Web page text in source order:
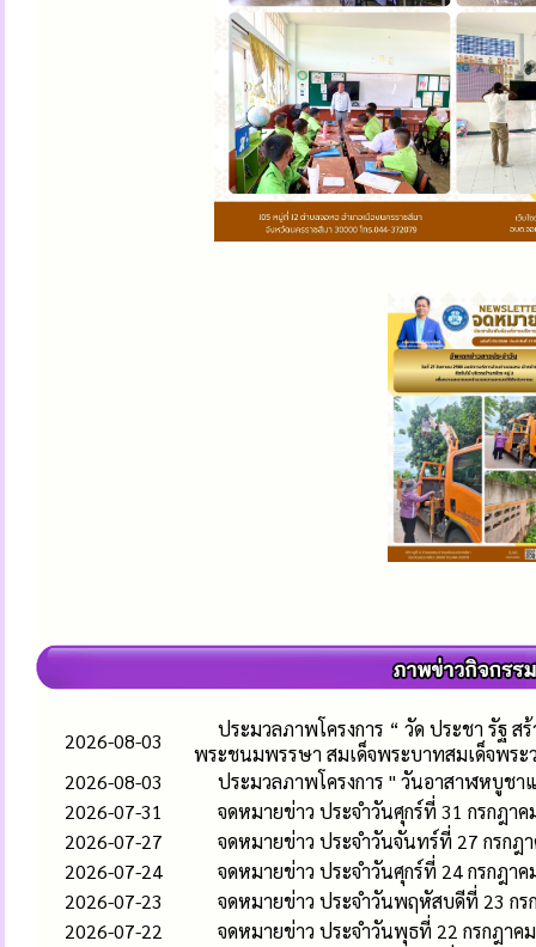
2026-08-03
ประมวลภาพโครงการ “ วัด ประชา รัฐ ส
พระชนมพรรษา สมเด็จพระบาทสมเด็จพระ
2026-08-03
ประมวลภาพโครงการ " วันอาสาฬหบูช
2026-07-31
จดหมายข่าว ประจำวันศุกร์ที่ 31 กรกฎา
2026-07-27
จดหมายข่าว ประจำวันจันทร์ที่ 27 กรกฎ
2026-07-24
จดหมายข่าว ประจำวันศุกร์ที่ 24 กรกฎา
2026-07-23
จดหมายข่าว ประจำวันพฤหัสบดีที่ 23 ก
2026-07-22
จดหมายข่าว ประจำวันพุธที่ 22 กรกฎาค